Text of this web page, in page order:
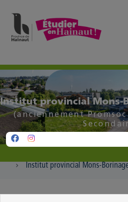
Institut provincial Mons-
(anciennement
Institut provincial Mons-